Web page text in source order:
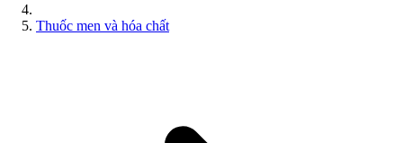
Thuốc men và hóa chất